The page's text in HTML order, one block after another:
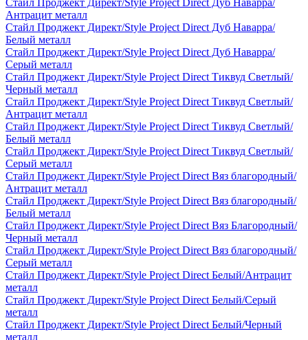
Стайл Проджект Директ/Style Project Direct Дуб Наварра/
Антрацит металл
Стайл Проджект Директ/Style Project Direct Дуб Наварра/
Белый металл
Стайл Проджект Директ/Style Project Direct Дуб Наварра/
Серый металл
Стайл Проджект Директ/Style Project Direct Тиквуд Светлый/
Черный металл
Стайл Проджект Директ/Style Project Direct Тиквуд Светлый/
Антрацит металл
Стайл Проджект Директ/Style Project Direct Тиквуд Светлый/
Белый металл
Стайл Проджект Директ/Style Project Direct Тиквуд Светлый/
Серый металл
Стайл Проджект Директ/Style Project Direct Вяз благородный/
Антрацит металл
Стайл Проджект Директ/Style Project Direct Вяз благородный/
Белый металл
Стайл Проджект Директ/Style Project Direct Вяз Благородный/
Черный металл
Стайл Проджект Директ/Style Project Direct Вяз благородный/
Серый металл
Стайл Проджект Директ/Style Project Direct Белый/Антрацит
металл
Стайл Проджект Директ/Style Project Direct Белый/Серый
металл
Стайл Проджект Директ/Style Project Direct Белый/Черный
металл